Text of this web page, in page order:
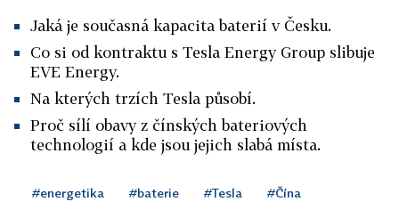
Jaká je současná kapacita baterií v Česku.
Co si od kontraktu s Tesla Energy Group slibuje
EVE Energy.
Na kterých trzích Tesla působí.
Proč sílí obavy z čínských bateriových
technologií a kde jsou jejich slabá místa.
#energetika #baterie #Tesla #Čína